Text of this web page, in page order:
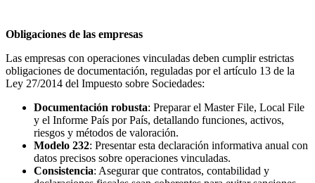
Obligaciones de las empresas
Las empresas con operaciones vinculadas deben cumplir estrictas
obligaciones de documentación, reguladas por el artículo 13 de la
Ley 27/2014 del Impuesto sobre Sociedades:
Documentación robusta: Preparar el Master File, Local File
y el Informe País por País, detallando funciones, activos,
riesgos y métodos de valoración.
Modelo 232: Presentar esta declaración informativa anual con
datos precisos sobre operaciones vinculadas.
Consistencia: Asegurar que contratos, contabilidad y